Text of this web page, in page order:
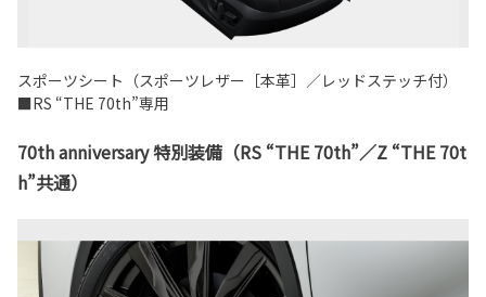
スポーツシート（スポーツレザー［本革］／レッドステッチ付）
■RS “THE 70th”専用
70th anniversary 特別装備（RS “THE 70th”／Z “THE 70t
h”共通）